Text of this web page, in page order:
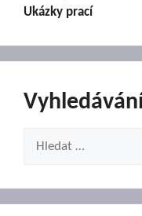
Ukázky prací